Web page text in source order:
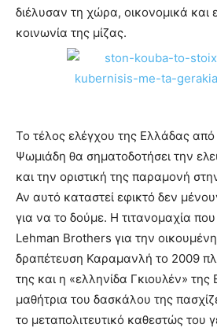
διέλυσαν τη χώρα, οικονομικά και
κοινωνία της μίζας.
Το τέλος ελέγχου της Ελλάδας
Ψωμιάδη θα σηματοδοτήσει την
και την οριστική της παραμονή
Αν αυτό καταστεί εφικτό δεν
για να το δούμε. Η τιτανομαχία
Lehman Brothers για την
δραπέτευση Καραμανλή το 2009
της και η «ελληνίδα Γκιουλέν»
μαθήτρια του δασκάλου της
το μεταπολιτευτικό καθεστώς του